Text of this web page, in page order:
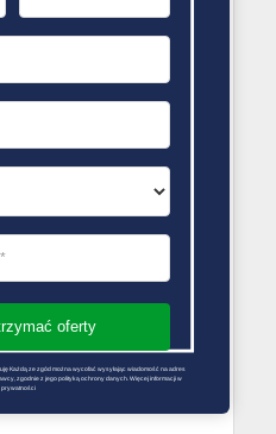
GAZU
oferty
Każdą ze zgód można wycofać wysyłając wiadomość na adres
zgodnie z jego polityką ochrony danych. Więcej informacji w
prywatności